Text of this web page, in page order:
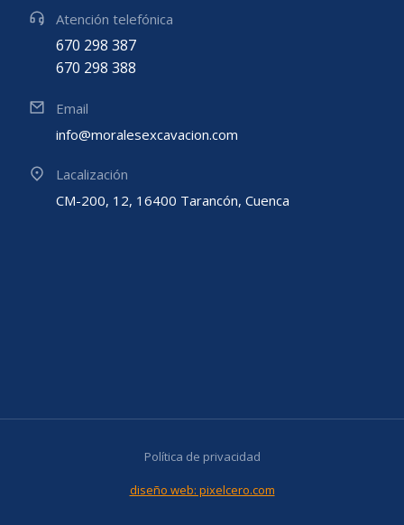
Atención telefónica
670 298 387
670 298 388
Email
info@moralesexcavacion.com
Lacalización
CM-200, 12, 16400 Tarancón, Cuenca
diseño web: pixelcero.com
Política de privacidad